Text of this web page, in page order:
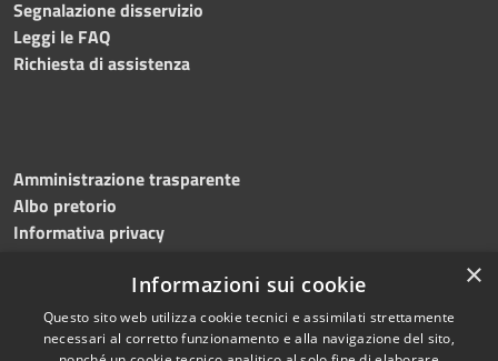
Segnalazione disservizio
Leggi le FAQ
Richiesta di assistenza
Amministrazione trasparente
Albo pretorio
Informativa privacy
Dichiarazione di accessibilità Meccanismo di feedback ×
Informazioni sui cookie
Questo sito web utilizza cookie tecnici e assimilati strettamente
necessari al corretto funzionamento e alla navigazione del sito,